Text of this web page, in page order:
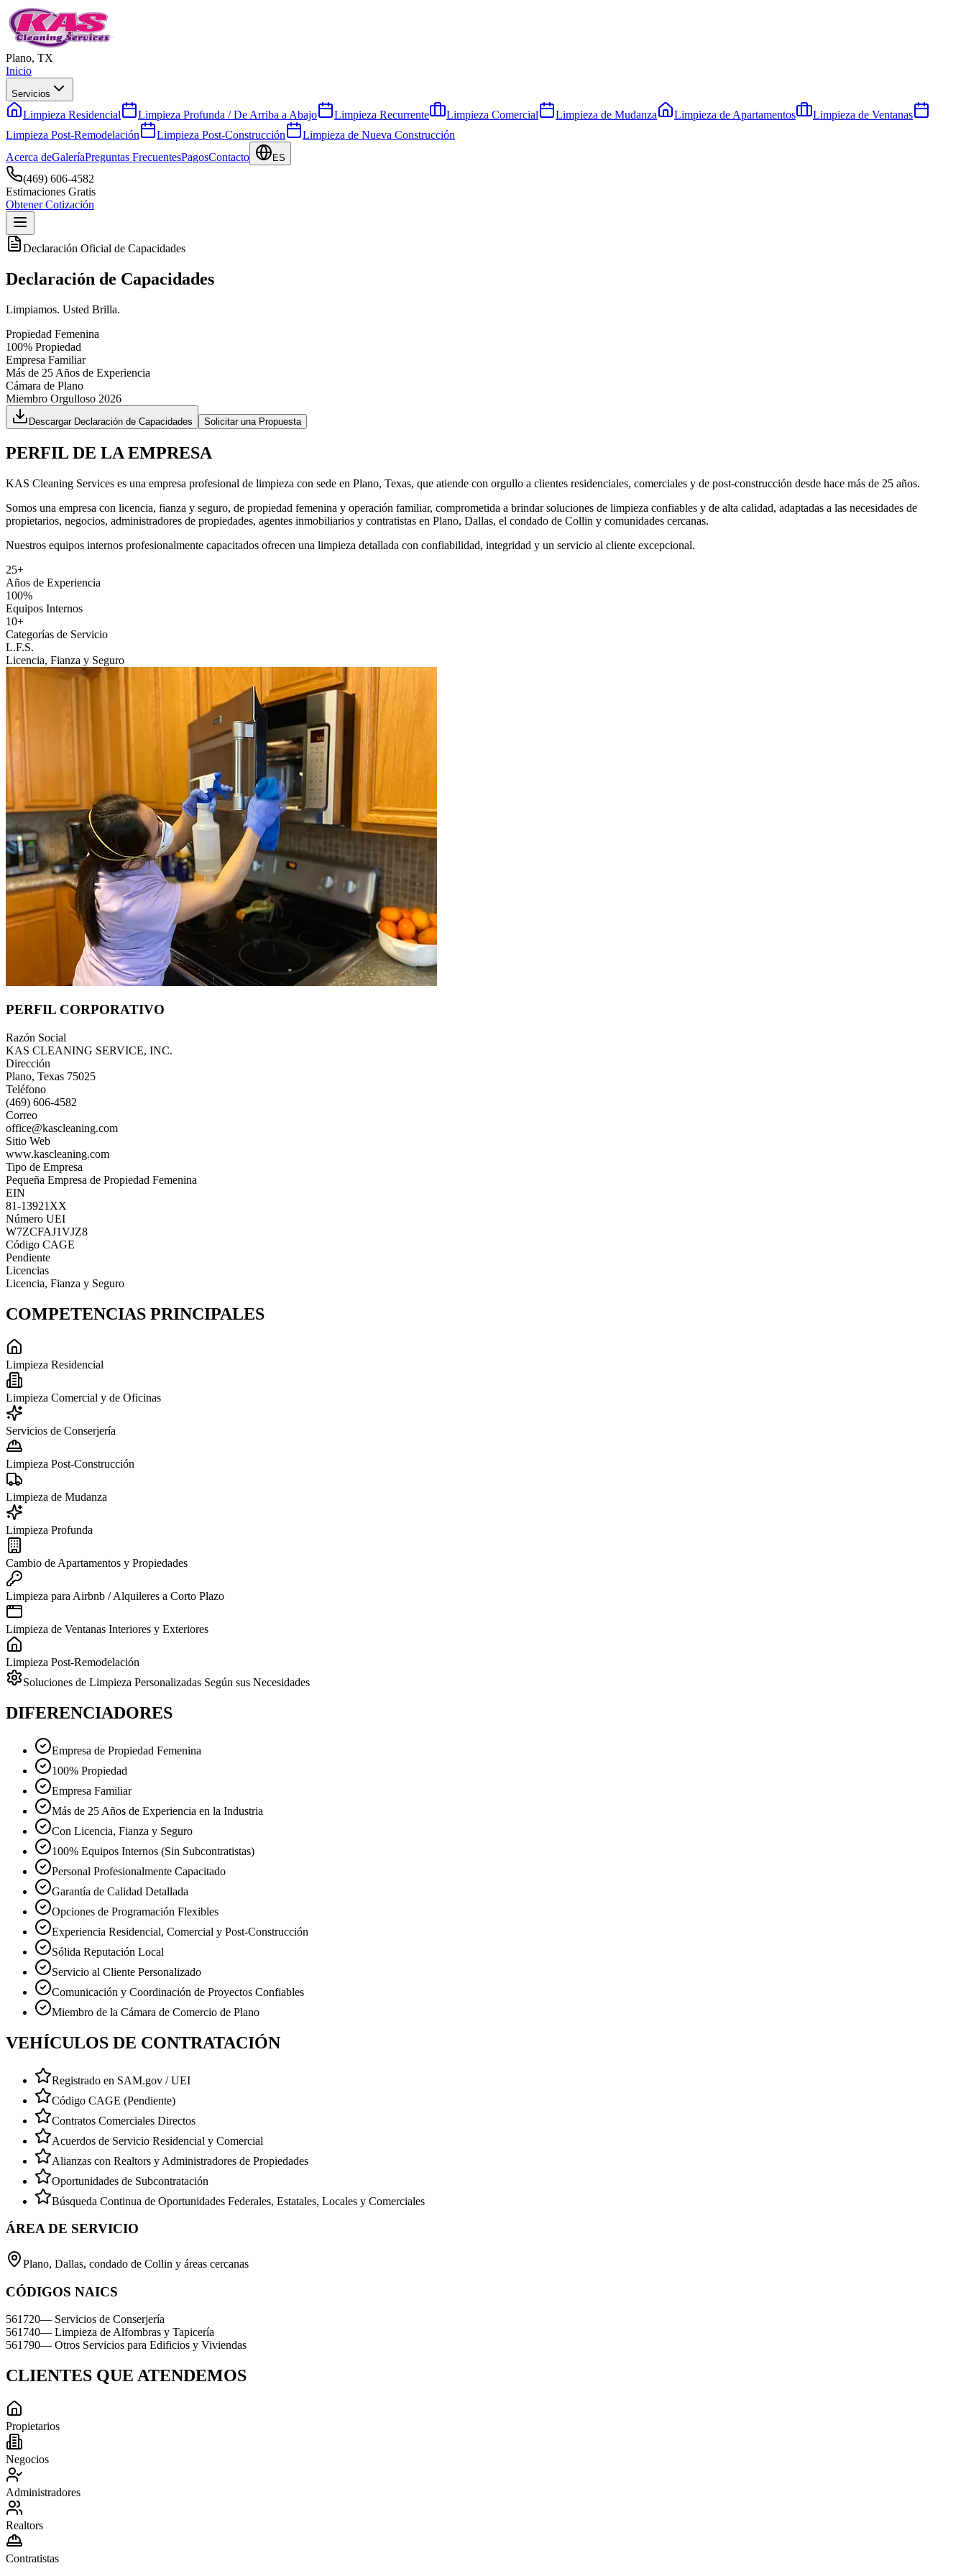
Plano, TX
Inicio
Servicios
Limpieza Residencial Limpieza Profunda / De Arriba a Abajo Limpieza Recurrente Limpieza Comercial Limpieza de Mudanza Limpieza de Apartamentos
Limpieza de Ventanas
Limpieza Post-Remodelación
Limpieza Post-Construcción
Limpieza de Nueva Construcción
Acerca deGaleríaPreguntas FrecuentesPagosContacto ES
(469) 606-4582
Estimaciones Gratis
Obtener Cotización
Declaración Oficial de Capacidades
Declaración de Capacidades
Limpiamos. Usted Brilla.
Propiedad Femenina
100% Propiedad
Empresa Familiar
Más de 25 Años de Experiencia
Cámara de Plano
Miembro Orgulloso 2026
Descargar Declaración de Capacidades Solicitar una Propuesta
PERFIL DE LA EMPRESA
KAS Cleaning Services es una empresa profesional de limpieza con sede en Plano, Texas, que atiende con orgullo a clientes residenciales, comerciales y de post-construcción desde hace más de 25 años.
Somos una empresa con licencia, fianza y seguro, de propiedad femenina y operación familiar, comprometida a brindar soluciones de limpieza confiables y de alta calidad, adaptadas a las necesidades de
propietarios, negocios, administradores de propiedades, agentes inmobiliarios y contratistas en Plano, Dallas, el condado de Collin y comunidades cercanas.
Nuestros equipos internos profesionalmente capacitados ofrecen una limpieza detallada con confiabilidad, integridad y un servicio al cliente excepcional.
25+
Años de Experiencia
100%
Equipos Internos
10+
Categorías de Servicio
L.F.S.
Licencia, Fianza y Seguro
PERFIL CORPORATIVO
Razón Social
KAS CLEANING SERVICE, INC.
Dirección
Plano, Texas 75025
Teléfono
(469) 606-4582
Correo
office@kascleaning.com
Sitio Web
www.kascleaning.com
Tipo de Empresa
Pequeña Empresa de Propiedad Femenina
EIN
81-13921XX
Número UEI
W7ZCFAJ1VJZ8
Código CAGE
Pendiente
Licencias
Licencia, Fianza y Seguro
COMPETENCIAS PRINCIPALES
Limpieza Residencial
Limpieza Comercial y de Oficinas
Servicios de Conserjería
Limpieza Post-Construcción
Limpieza de Mudanza
Limpieza Profunda
Cambio de Apartamentos y Propiedades
Limpieza para Airbnb / Alquileres a Corto Plazo
Limpieza de Ventanas Interiores y Exteriores
Limpieza Post-Remodelación
Soluciones de Limpieza Personalizadas Según sus Necesidades
DIFERENCIADORES
Empresa de Propiedad Femenina
100% Propiedad
Empresa Familiar
Más de 25 Años de Experiencia en la Industria
Con Licencia, Fianza y Seguro
100% Equipos Internos (Sin Subcontratistas)
Personal Profesionalmente Capacitado
Garantía de Calidad Detallada
Opciones de Programación Flexibles
Experiencia Residencial, Comercial y Post-Construcción
Sólida Reputación Local
Servicio al Cliente Personalizado
Comunicación y Coordinación de Proyectos Confiables
Miembro de la Cámara de Comercio de Plano
VEHÍCULOS DE CONTRATACIÓN
Registrado en SAM.gov / UEI
Código CAGE (Pendiente)
Contratos Comerciales Directos
Acuerdos de Servicio Residencial y Comercial
Alianzas con Realtors y Administradores de Propiedades
Oportunidades de Subcontratación
Búsqueda Continua de Oportunidades Federales, Estatales, Locales y Comerciales
ÁREA DE SERVICIO
Plano, Dallas, condado de Collin y áreas cercanas
CÓDIGOS NAICS
561720— Servicios de Conserjería
561740— Limpieza de Alfombras y Tapicería
561790— Otros Servicios para Edificios y Viviendas
CLIENTES QUE ATENDEMOS
Propietarios
Negocios
Administradores
Realtors
Contratistas